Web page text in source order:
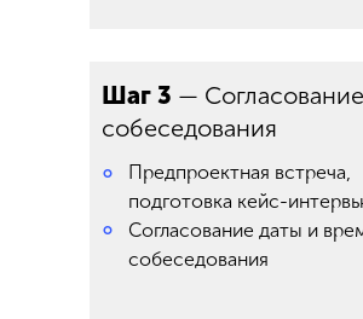
Шаг 3 —
собеседования
Предпроектная встреча,
подготовка кейс-
Согласование даты и
собеседования
°
°